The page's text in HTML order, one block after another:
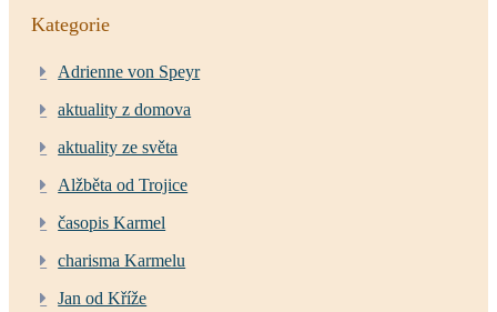
Kategorie
Adrienne von Speyr
aktuality z domova
aktuality ze světa
Alžběta od Trojice
časopis Karmel
charisma Karmelu
Jan od Kříže